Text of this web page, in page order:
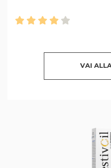
VAI